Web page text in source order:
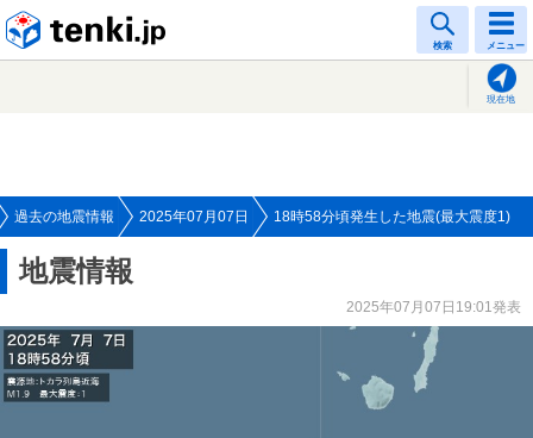
検索 メニュー
現在地
過去の地震情報 2025年07月07日 18時58分頃発生した地震(最大震度1)
地震情報
2025年07月07日19:01発表